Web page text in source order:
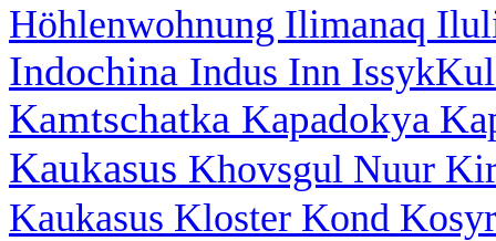
Höhlenwohnung Ilimanaq
Indochina Indus Inn
Kamtschatka Kapadokya
Kaukasus Khovsgul Nuur
Kaukasus Kloster Kond